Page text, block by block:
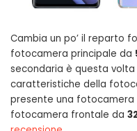
Cambia un po’ il reparto
fotocamera principale da
secondaria è questa volta
caratteristiche della
presente una fotocamera
fotocamera frontale da